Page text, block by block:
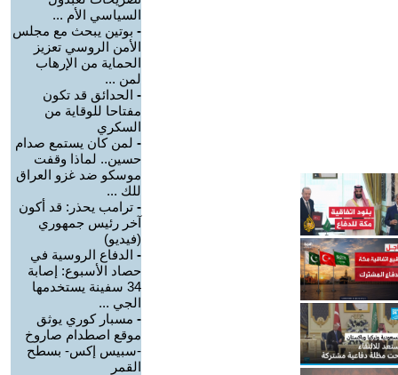
السياسي الأم ...
- بوتين يبحث مع مجلس
الأمن الروسي تعزيز
الحماية من الإرهاب
لمن ...
- الحدائق قد تكون
مفتاحا للوقاية من
السكري
- لمن كان يستمع صدام
حسين.. لماذا وقفت
موسكو ضد غزو العراق
للك ...
- ترامب يحذر: قد أكون
آخر رئيس جمهوري
(فيديو)
- الدفاع الروسية في
حصاد الأسبوع: إصابة
34 سفينة يستخدمها
الجي ...
- مسبار كوري يوثق
موقع اصطدام صاروخ
-سبيس إكس- بسطح
القمر